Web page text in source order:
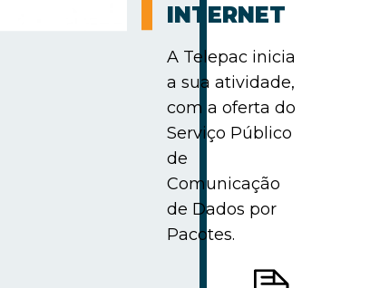
INTERNET
A Telepac inicia
a sua atividade,
com a oferta do
Serviço Público
de
Comunicação
de Dados por
Pacotes.